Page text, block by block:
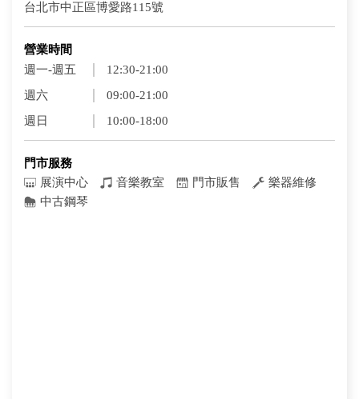
台北市中正區博愛路115號
營業時間
週一-週五
12:30-21:00
週六
09:00-21:00
週日
10:00-18:00
門市服務
展演中心
音樂教室 門市販售
樂器維修
中古鋼琴